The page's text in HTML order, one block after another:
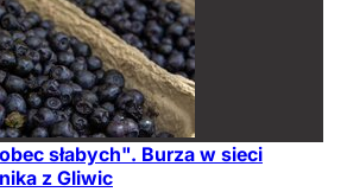
słabych". Burza w sieci
z Gliwic